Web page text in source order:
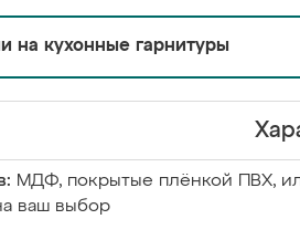
на кухонные гарнитуры
МДФ, покрытые плёнкой ПВХ,
ваш выбор